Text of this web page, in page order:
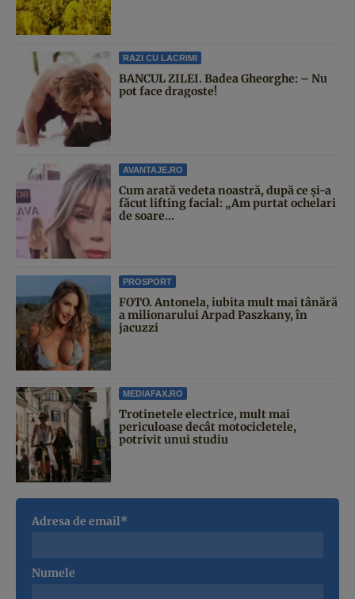
RAZI CU LACRIMI
BANCUL ZILEI. Badea Gheorghe: – Nu
pot face dragoste!
AVANTAJE.RO
Cum arată vedeta noastră, după ce și-a
făcut lifting facial: „Am purtat ochelari
de soare...
PROSPORT
FOTO. Antonela, iubita mult mai tânără
a milionarului Arpad Paszkany, în
jacuzzi
MEDIAFAX.RO
Trotinetele electrice, mult mai
periculoase decât motocicletele,
potrivit unui studiu
Adresa de email*
Numele